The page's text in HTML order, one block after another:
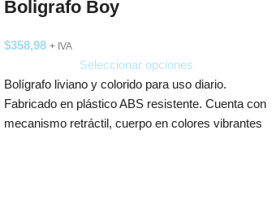
Boligrafo Boy
$358,98 + IVA
Seleccionar opciones
Bolígrafo liviano y colorido para uso diario.
Fabricado en plástico ABS resistente. Cuenta con
mecanismo retráctil, cuerpo en colores vibrantes